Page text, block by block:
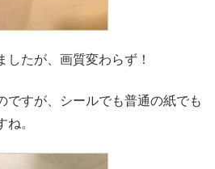
したが、画質変わらず！
ですが、シールでも普通の紙でも
。